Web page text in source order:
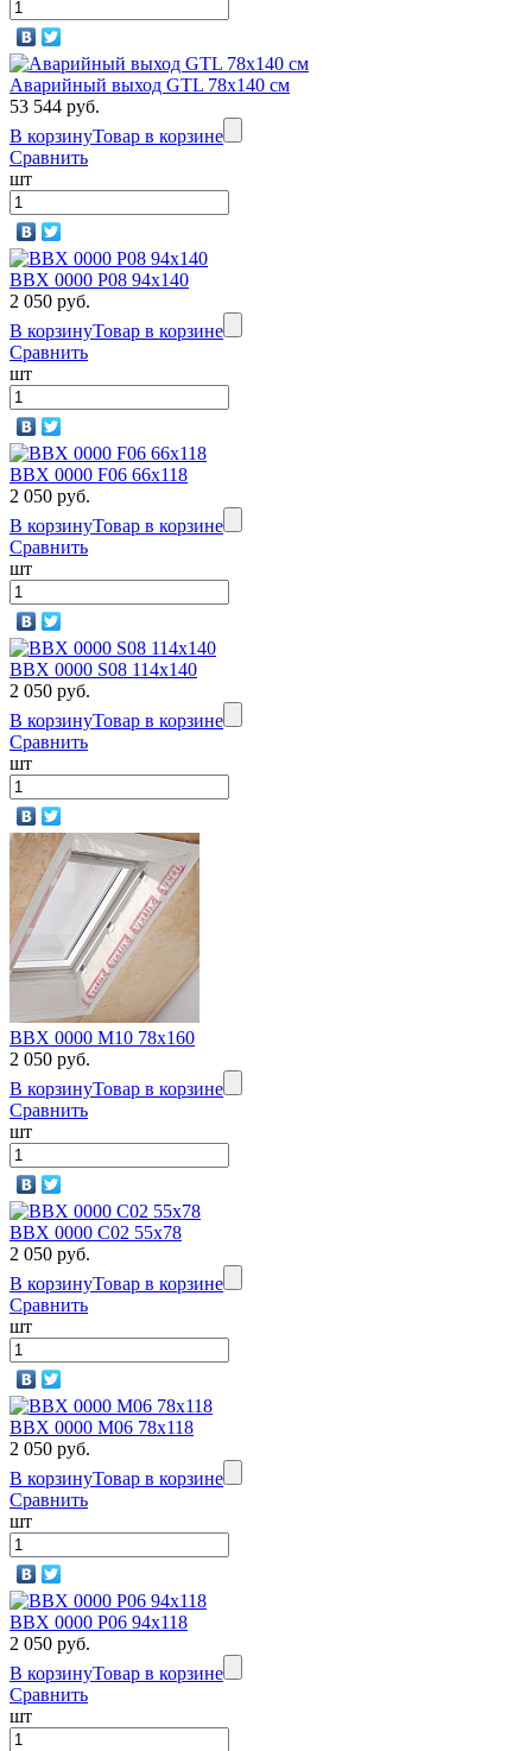
Аварийный выход GTL 78х140 см
53 544 руб.
В корзинуТовар в корзине
Сравнить
шт
BBX 0000 P08 94х140
2 050 руб.
В корзинуТовар в корзине
Сравнить
шт
BBX 0000 F06 66х118
2 050 руб.
В корзинуТовар в корзине
Сравнить
шт
BBX 0000 S08 114х140
2 050 руб.
В корзинуТовар в корзине
Сравнить
шт
BBX 0000 M10 78х160
2 050 руб.
В корзинуТовар в корзине
Сравнить
шт
BBX 0000 C02 55x78
2 050 руб.
В корзинуТовар в корзине
Сравнить
шт
BBX 0000 M06 78х118
2 050 руб.
В корзинуТовар в корзине
Сравнить
шт
BBX 0000 P06 94х118
2 050 руб.
В корзинуТовар в корзине
Сравнить
шт